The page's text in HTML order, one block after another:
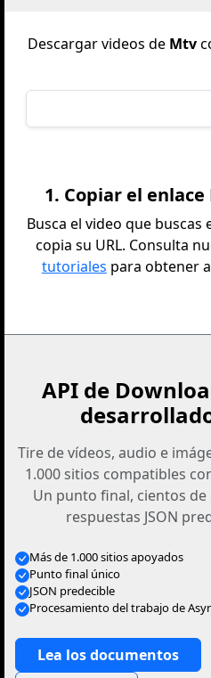
Descargar videos de Mtv
1. Copiar el
Busca el video que buscas
copia su URL. Consulta
tutoriales para obtener
API de
Tire de vídeos, audio e
1.000 sitios compatibles
Un punto final, cientos
respuestas JSON
Más de 1.000 sitios apoyados
Punto final único
JSON predecible
Procesamiento del trabajo de
Lea los documentos